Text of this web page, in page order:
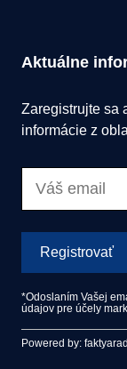
Aktuálne
Zaregistrujte sa
informácie z
Registrovať
*Odoslaním Vašej
údajov pre účely
Powered by: